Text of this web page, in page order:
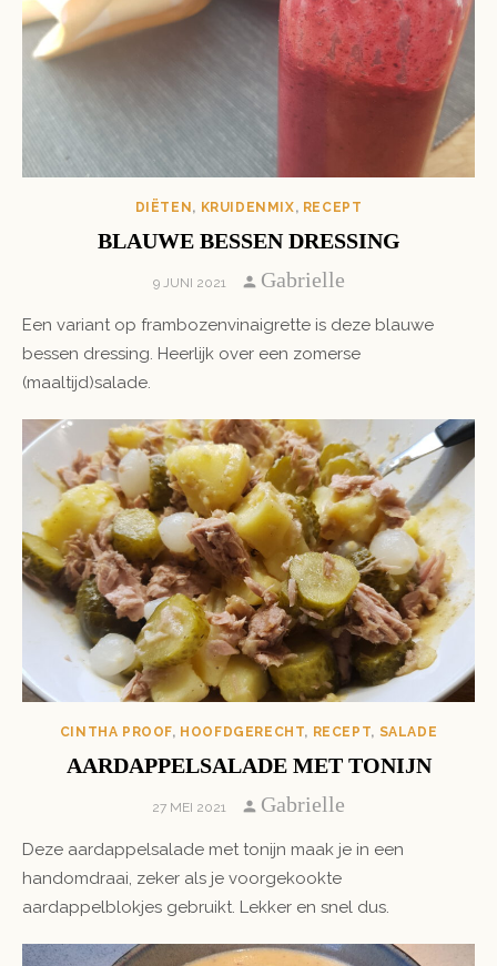
DIËTEN , KRUIDENMIX, RECEPT
BLAUWE BESSEN DRESSING
POSTED
9 JUNI 2021 Author
Gabrielle
Een variant op frambozenvinaigrette is deze blauwe
bessen dressing. Heerlijk over een zomerse
(maaltijd)salade.
CINTHA PROOF, HOOFDGERECHT, RECEPT, SALADE
AARDAPPELSALADE MET TONIJN
POSTED
27 MEI 2021 Author
Gabrielle
Deze aardappelsalade met tonijn maak je in een
handomdraai, zeker als je voorgekookte
aardappelblokjes gebruikt. Lekker en snel dus.